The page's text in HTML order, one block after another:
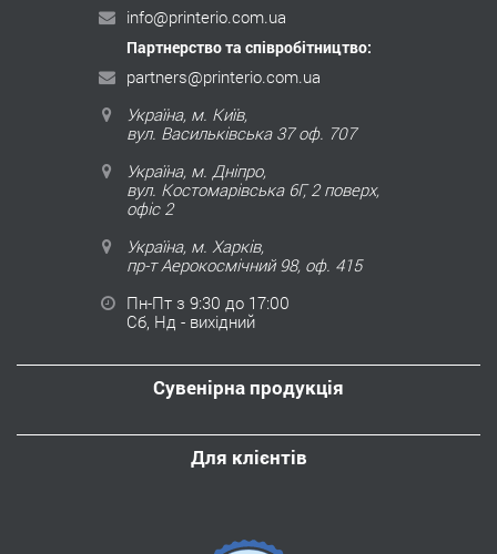
info@printerio.com.ua
Партнерство та співробітництво:
partners@printerio.com.ua
Україна, м. Київ,
вул. Васильківська 37 оф. 707
Україна, м. Дніпро,
вул. Костомарівська 6Г, 2 поверх,
офіс 2
Україна, м. Харків,
пр-т Аерокосмічний 98, оф. 415
Пн-Пт з 9:30 до 17:00
Сб, Нд - вихідний
Сувенірна продукція
Для клієнтів